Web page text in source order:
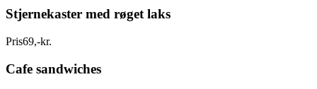
Stjernekaster med røget laks
Pris69,-kr.
Cafe sandwiches